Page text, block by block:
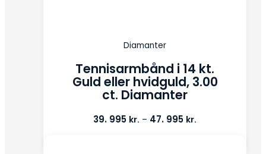
Diamanter
Tennisarmbånd i 14 kt.
Guld eller hvidguld, 3.00
ct. Diamanter
39. 995 kr. – 47. 995 kr.